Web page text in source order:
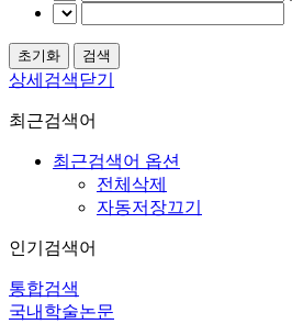
상세검색닫기
최근검색어
최근검색어 옵션
전체삭제
자동저장끄기
인기검색어
통합검색
국내학술논문